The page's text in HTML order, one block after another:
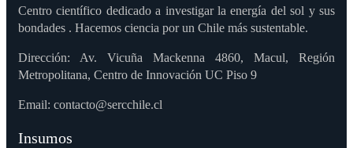
Centro científico dedicado a investigar la energía del sol y sus
bondades . Hacemos ciencia por un Chile más sustentable.
Dirección: Av. Vicuña Mackenna 4860, Macul, Región
Metropolitana, Centro de Innovación UC Piso 9
Email: contacto@sercchile.cl
Insumos